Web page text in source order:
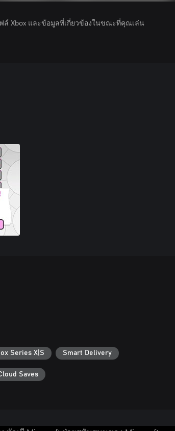
ล์ Xbox และข้อมูลที่เกี่ยวข้องในขณะที่คุณเล่น
Series X|S Smart Delivery
Saves